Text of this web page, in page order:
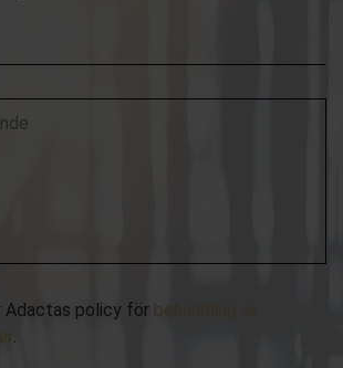
Adactas policy för behandling av
.